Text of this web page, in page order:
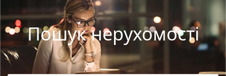
Пошук нерухомості